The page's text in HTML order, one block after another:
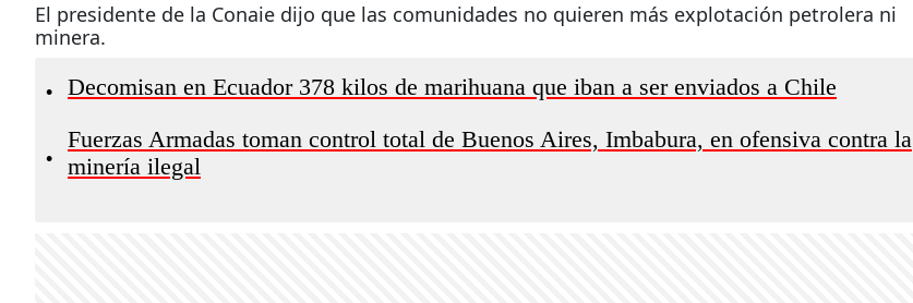
El presidente de la Conaie dijo que las comunidades no quieren más explotación petrolera ni
minera.
• Decomisan en Ecuador 378 kilos de marihuana que iban a ser enviados a Chile
•
Fuerzas Armadas toman control total de Buenos Aires, Imbabura, en ofensiva contra la
minería ilegal